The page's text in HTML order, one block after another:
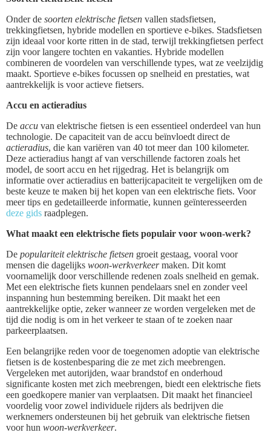
Onder de soorten elektrische fietsen vallen stadsfietsen,
trekkingfietsen, hybride modellen en sportieve e-bikes. Stadsfietsen
zijn ideaal voor korte ritten in de stad, terwijl trekkingfietsen perfect
zijn voor langere tochten en vakanties. Hybride modellen
combineren de voordelen van verschillende types, wat ze veelzijdig
maakt. Sportieve e-bikes focussen op snelheid en prestaties, wat
aantrekkelijk is voor actieve fietsers.
Accu en actieradius
De accu van elektrische fietsen is een essentieel onderdeel van hun
technologie. De capaciteit van de accu beïnvloedt direct de
actieradius, die kan variëren van 40 tot meer dan 100 kilometer.
Deze actieradius hangt af van verschillende factoren zoals het
model, de soort accu en het rijgedrag. Het is belangrijk om
informatie over actieradius en batterijcapaciteit te vergelijken om de
beste keuze te maken bij het kopen van een elektrische fiets. Voor
meer tips en gedetailleerde informatie, kunnen geïnteresseerden
deze gids raadplegen.
What maakt een elektrische fiets populair voor woon-werk?
De populariteit elektrische fietsen groeit gestaag, vooral voor
mensen die dagelijks woon-werkverkeermaken. Dit komt
voornamelijk door verschillende redenen zoals snelheid en gemak.
Met een elektrische fiets kunnen pendelaars snel en zonder veel
inspanning hun bestemming bereiken. Dit maakt het een
aantrekkelijke optie, zeker wanneer ze worden vergeleken met de
tijd die nodig is om in het verkeer te staan of te zoeken naar
parkeerplaatsen.
Een belangrijke reden voor de toegenomen adoptie van elektrische
fietsen is de kostenbesparing die ze met zich meebrengen.
Vergeleken met autorijden, waar brandstof en onderhoud
significante kosten met zich meebrengen, biedt een elektrische fiets
een goedkopere manier van verplaatsen. Dit maakt het financieel
voordelig voor zowel individuele rijders als bedrijven die
werknemers ondersteunen bij het gebruik van elektrische fietsen
voor hun woon-werkverkeer.